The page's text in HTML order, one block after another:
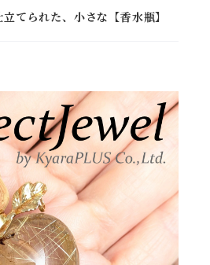
てられた、小さな【香水瓶】